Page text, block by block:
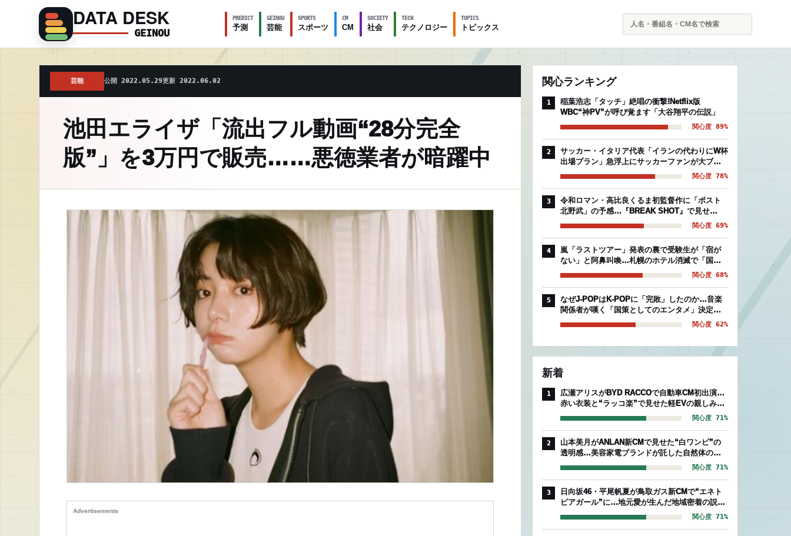
DATA DESK
GEINOU
PREDICT
予測
GEINOU
芸能
SPORTS
スポーツ
CM
CM
SOCIETY
社会
TECH
テクノロジー
TOPICS
トピックス
索
芸能 公開 2022.05.29更新 2022.06.02
池田エライザ「流出フル動画“28分完全
版”」を3万円で販売……悪徳業者が暗躍中
Advertisements
関心ランキング
1
稲葉浩志「タッチ」絶唱の衝撃!Netflix版
WBC“神PV”が呼び覚ます「大谷翔平の伝説」
関心度 89%
2
サッカー・イタリア代表「イランの代わりにW杯
出場プラン」急浮上にサッカーファンが大ブー
イングの理由
関心度 78%
3
令和ロマン・高比良くるま初監督作に「ポスト
北野武」の予感…『BREAK SHOT』で見せ
た“芸人映画”の異常な完成度
関心度 69%
4
嵐「ラストツアー」発表の裏で受験生が「宿が
ない」と阿鼻叫喚…札幌のホテル消滅で「国立
後期組」を襲う絶望的被害
関心度 68%
5
なぜJ-POPはK-POPに「完敗」したのか…音楽
関係者が嘆く「国策としてのエンタメ」決定的
な温度差
関心度 62%
新着
1
広瀬アリスがBYD RACCOで自動車CM初出演…
赤い衣装と“ラッコ楽”で見せた軽EVの親しみや
すさ
関心度 71%
2
山本美月がANLAN新CMで見せた“白ワンピ”の
透明感…美容家電ブランドが託した自然体のセ
ルフケア
関心度 71%
3
日向坂46・平尾帆夏が鳥取ガス新CMで“エネト
ピアガール”に…地元愛が生んだ地域密着の説得
力
関心度 71%